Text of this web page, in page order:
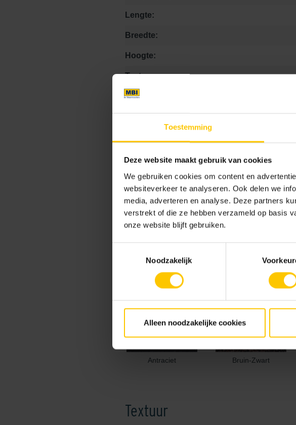
Toestemming
Deze website maakt gebruik van cookies
We gebruiken cookies om content en
websiteverkeer te analyseren. Ook delen we
media, adverteren en analyse. Deze partners
verstrekt of die ze hebben verzameld op basis
onze website blijft gebruiken.
Noodzakelijk
Alleen noodzakelijke cookies
Lengte:
Breedte:
Hoogte:
Textuur:
Kleurcode:
21.1 x 10.5 x 8
Kleur
Standaard kleuren
Antraciet Bruin-Zwart
Textuur